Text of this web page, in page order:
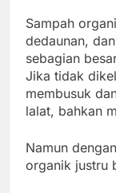
Sampah
dedaunan,
sebagian
Jika tidak
membusuk
lalat, bahkan
Namun
organik justru